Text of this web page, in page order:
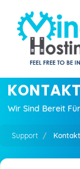
Wir Sind Bereit
Support